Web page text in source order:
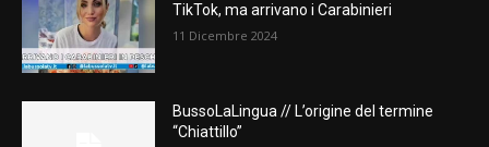
TikTok, ma arrivano i Carabinieri
11 Dicembre 2024
BussoLaLingua // L’origine del termine
“Chiattillo”